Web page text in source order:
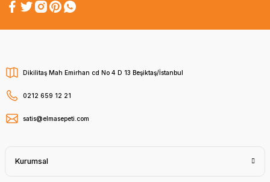
Dikilitaş Mah Emirhan cd No 4 D 13 Beşiktaş/İstanbul
0212 659 12 21
satis@elmasepeti.com
Kurumsal